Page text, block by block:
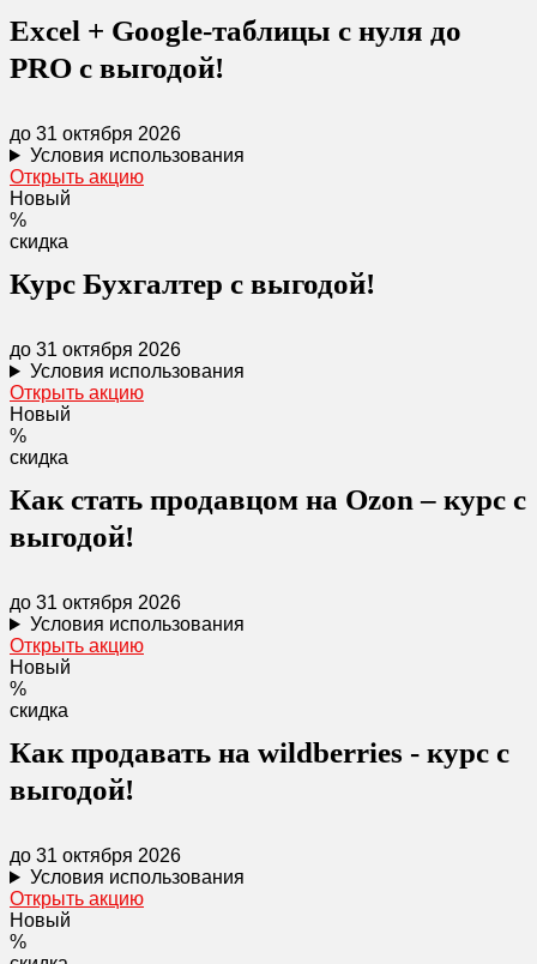
Excel + Google-таблицы с нуля до
PRO с выгодой!
до 31 октября 2026
Условия использования
Открыть акцию
Новый
%
скидка
Курс Бухгалтер с выгодой!
до 31 октября 2026
Условия использования
Открыть акцию
Новый
%
скидка
Как стать продавцом на Ozon – курс с
выгодой!
до 31 октября 2026
Условия использования
Открыть акцию
Новый
%
скидка
Как продавать на wildberries - курс с
выгодой!
до 31 октября 2026
Условия использования
Открыть акцию
Новый
%